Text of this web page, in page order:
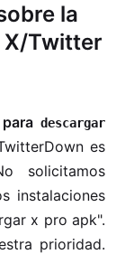
la
X/Twitter
descargar
es
solicitamos
instalaciones
x pro apk".
prioridad.